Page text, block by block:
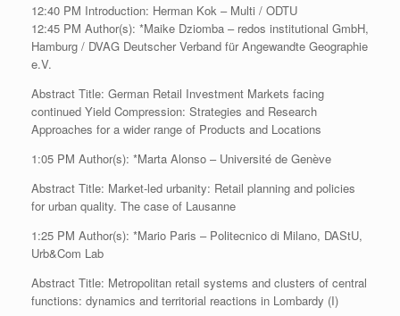
12:40 PM Introduction: Herman Kok – Multi / ODTU
12:45 PM Author(s): *Maike Dziomba – redos institutional GmbH,
Hamburg / DVAG Deutscher Verband für Angewandte Geographie
e.V.
Abstract Title: German Retail Investment Markets facing
continued Yield Compression: Strategies and Research
Approaches for a wider range of Products and Locations
1:05 PM Author(s): *Marta Alonso – Université de Genève
Abstract Title: Market-led urbanity: Retail planning and policies
for urban quality. The case of Lausanne
1:25 PM Author(s): *Mario Paris – Politecnico di Milano, DAStU,
Urb&Com Lab
Abstract Title: Metropolitan retail systems and clusters of central
functions: dynamics and territorial reactions in Lombardy (I)